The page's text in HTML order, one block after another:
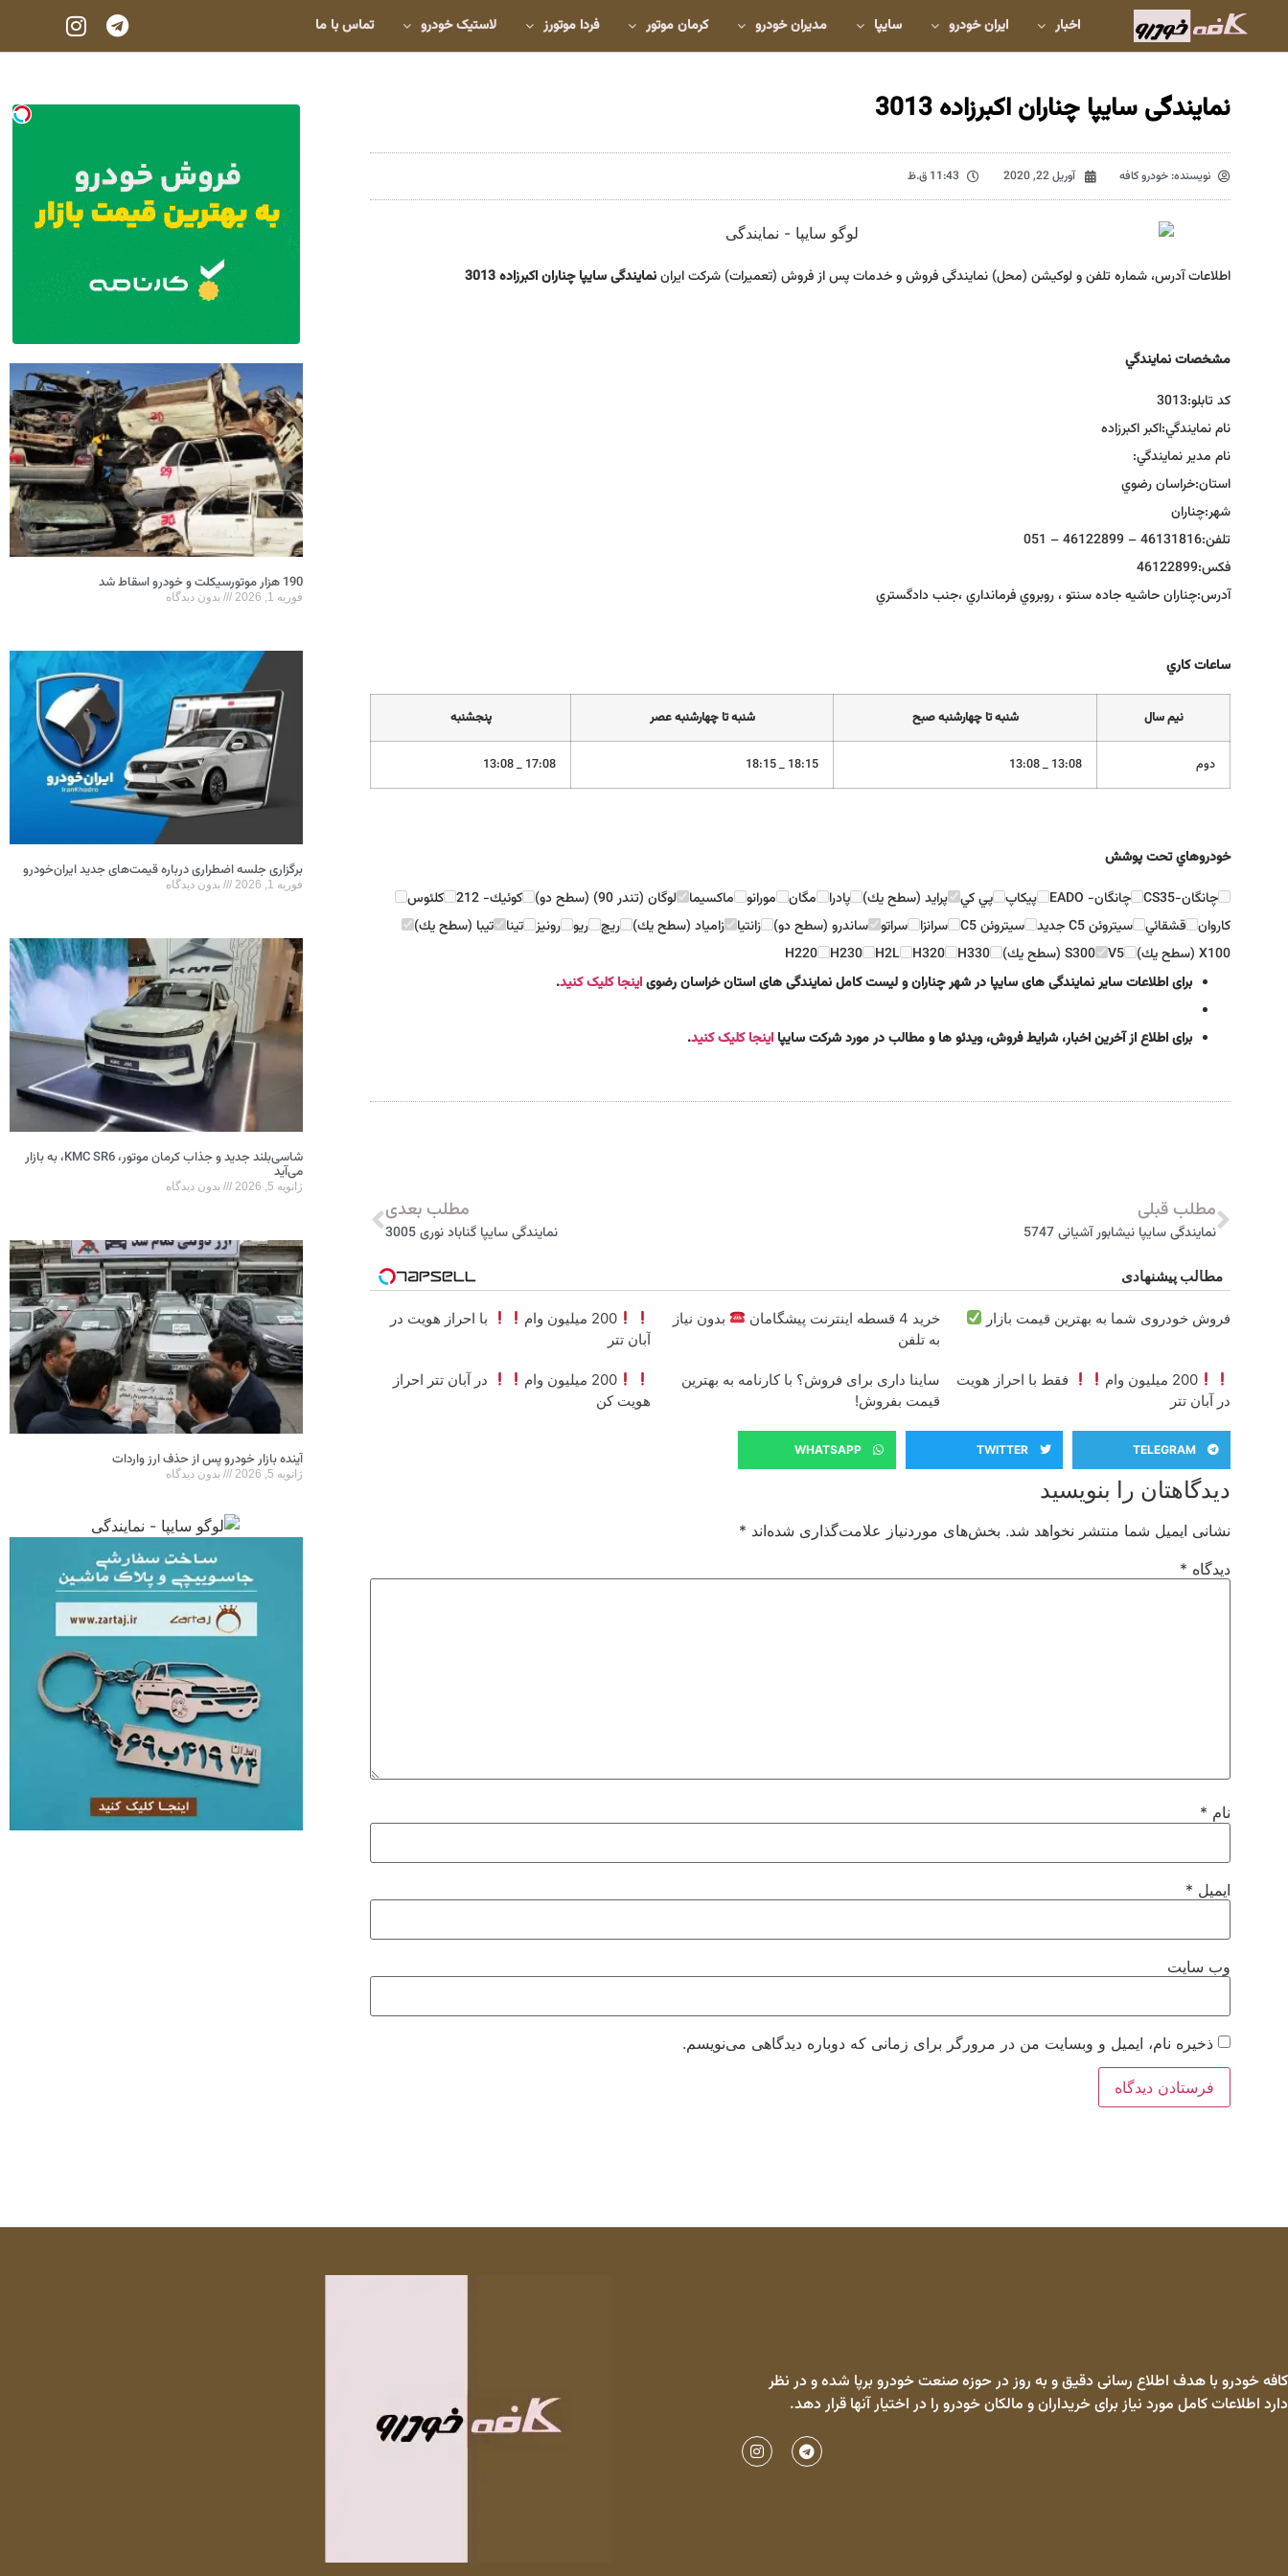
اخبار ایران خودرو سایپا مدیران خودرو کرمان موتور فردا موتورز لاستیک خودرو تماس با ما
نمایندگی سایپا چناران اکبرزاده 3013
نویسنده: خودرو کافه آوریل 22, 2020 11:43 ق.ظ
اطلاعات آدرس، شماره تلفن و لوکیشن (محل) نمایندگی فروش و خدمات پس از فروش (تعمیرات) شرکت ایراننمایندگی سایپا چناران اکبرزاده 3013
مشخصات نمايندگي
كد تابلو:3013
نام نمايندگي:اكبر اكبرزاده
نام مدير نمايندگي:
استان:خراسان رضوي
شهر:چناران
تلفن:46131816 – 46122899 – 051
فكس:46122899
آدرس:چناران حاشيه جاده سنتو ، روبروي فرمانداري ،جنب دادگستري
ساعات كاري
نيم سال شنبه تا چهارشنبه صبح شنبه تا چهارشنبه عصر پنجشنبه
دوم 13:08 _ 13:08
18:15 _ 18:15
17:08 _ 13:08
خودروهاي تحت پوشش
چانگان-CS35
چانگان- EADO پيكاپ پي كي پرايد (سطح يك) پادرا مگان مورانو ماكسيما لوگان (تندر 90) (سطح دو) كوئيك- 212
كلئوس
كاروان قشقائي سيتروئن C5 جديد سيتروئن C5 سرانزا سراتو ساندرو (سطح دو) زانتيا زامياد (سطح يك) ريچ ريو رونيز تينا
تيبا (سطح يك)
X100 (سطح يك)
V5 S300 (سطح يك) H330
H320
H2L
H230
H220
برای اطلاعات سایر نمایندگی های سایپا در شهر چناران و لیست کامل نمایندگی های استان خراسان رضویاینجا کلیک کنید.
برای اطلاع از آخرین اخبار، شرایط فروش، ویدئو ها و مطالب در مورد شرکت سایپا اینجا کلیک کنید.
مطلب قبلی
نمایندگی سایپا نیشابور آشیانی 5747
مطلب بعدی
نمایندگی سایپا گناباد نوری 3005
مطالب پیشنهادی
فروش خودروی شما به بهترین قیمت بازار خرید 4 قسطه اینترنت پیشگامان
بدون نیاز
به تلفن
200 میلیون وام
با احراز هویت در
آبان تتر
200 میلیون وام
فقط با احراز هویت
در آبان تتر
ساینا داری برای فروش؟ با کارنامه به بهترین
قیمت بفروش!
200 میلیون وام
در آبان تتر احراز
هویت کن
TELEGRAM
TWITTER
WHATSAPP
دیدگاهتان را بنویسید
نشانی ایمیل شما منتشر نخواهد شد. بخش‌های موردنیاز علامت‌گذاری شده‌اند *
دیدگاه *
نام *
ایمیل *
وب‌ سایت
ذخیره نام، ایمیل و وبسایت من در مرورگر برای زمانی که دوباره دیدگاهی می‌نویسم.
190 هزار موتورسیکلت و خودرو اسقاط شد
فوریه 1, 2026 بدون دیدگاه
برگزاری جلسه اضطراری درباره قیمت‌های جدید ایران‌خودرو
فوریه 1, 2026 بدون دیدگاه
شاسی‌بلند جدید و جذاب کرمان موتور، KMC SR6، به بازار
می‌آید
ژانویه 5, 2026 بدون دیدگاه
آینده بازار خودرو پس از حذف ارز واردات
ژانویه 5, 2026 بدون دیدگاه
کافه خودرو با هدف اطلاع رسانی دقیق و به روز در حوزه صنعت خودرو برپا شده و در نظر
دارد اطلاعات کامل مورد نیاز برای خریداران و مالکان خودرو را در اختیار آنها قرار دهد.